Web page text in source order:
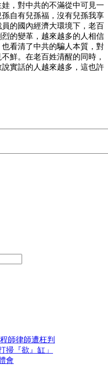
，對中共的不滿從中可見一
自有兒孫福，沒有兒孫我享
的國內經濟大環境下，老百
的變革，越來越多的人相信
看清了中共的騙人本質，對
鮮。在老百姓清醒的同時，
實話的人越來越多，這也許
師律師遭枉判
掃『欲』缸」
會